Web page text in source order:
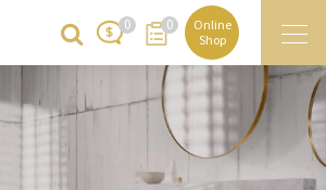
0 0
Online
Shop